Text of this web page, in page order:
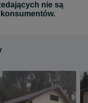
nie są